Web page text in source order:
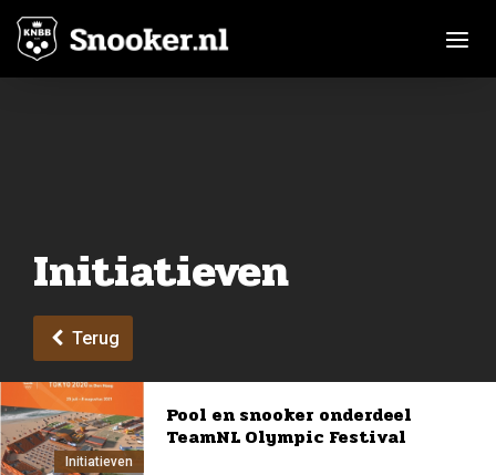
Initiatieven
Terug
Initiatieven
Pool en snooker onderdeel
TeamNL Olympic Festival